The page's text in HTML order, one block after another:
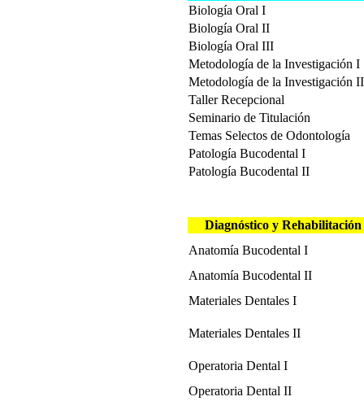
Biología Oral I
Biología Oral II
Biología Oral III
Metodología de la Investigación I
Metodología de la Investigación II
Taller Recepcional
Seminario de Titulación
Temas Selectos de Odontología
Patología Bucodental I
Patología Bucodental II
Diagnóstico y Rehabilitación
Anatomía Bucodental I
Anatomía Bucodental II
Materiales Dentales I
Materiales Dentales II
Operatoria Dental I
Operatoria Dental II